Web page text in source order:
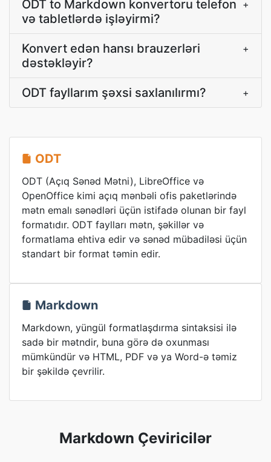
ODT to Markdown konvertoru telefon
və tabletlərdə işləyirmi?
+
Konvert edən hansı brauzerləri
dəstəkləyir?
+
ODT fayllarım şəxsi saxlanılırmı? +
ODT
ODT (Açıq Sənəd Mətni), LibreOffice və
OpenOffice kimi açıq mənbəli ofis paketlərində
mətn emalı sənədləri üçün istifadə olunan bir fayl
formatıdır. ODT faylları mətn, şəkillər və
formatlama ehtiva edir və sənəd mübadiləsi üçün
standart bir format təmin edir.
Markdown
Markdown, yüngül formatlaşdırma sintaksisi ilə
sadə bir mətndir, buna görə də oxunması
mümkündür və HTML, PDF və ya Word-ə təmiz
bir şəkildə çevrilir.
Markdown Çeviricilər